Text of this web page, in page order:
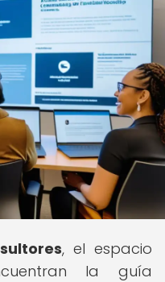
, el espacio
la guía